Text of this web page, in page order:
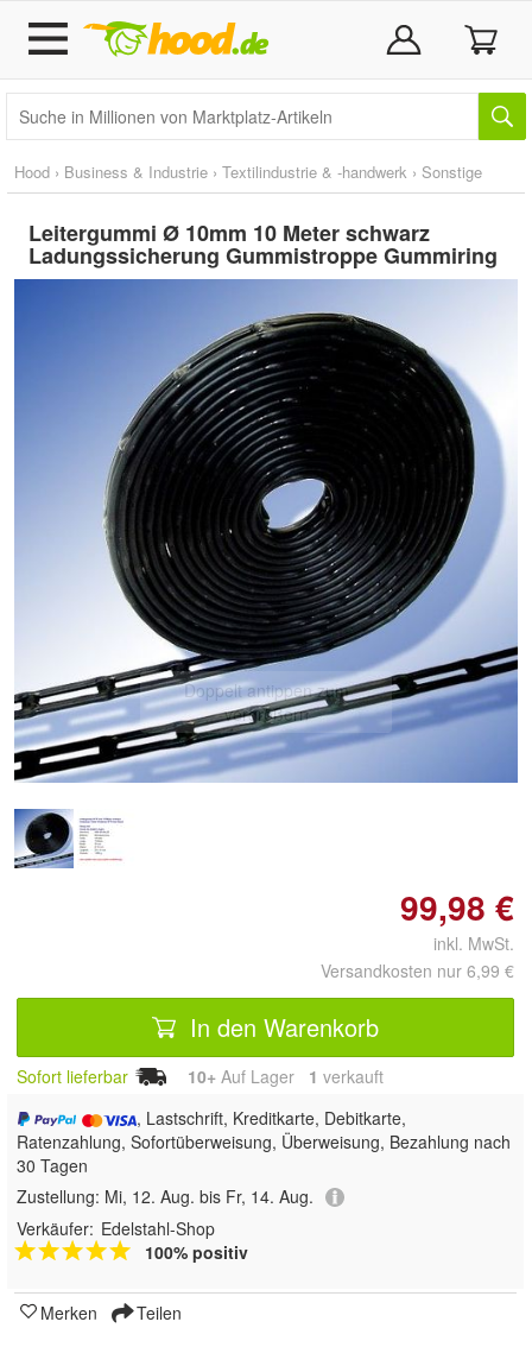
Hood › Business & Industrie › Textilindustrie & -handwerk › Sonstige
Leitergummi Ø 10mm 10 Meter schwarz
Ladungssicherung Gummistroppe Gummiring
Doppelt antippen zum
vergrößern
99,98 €
inkl. MwSt.
Versandkosten nur 6,99 €
In den Warenkorb
Sofort lieferbar 10+ Auf Lager 1 verkauft
, Lastschrift, Kreditkarte, Debitkarte,
Ratenzahlung, Sofortüberweisung, Überweisung, Bezahlung nach
30 Tagen
Zustellung: Mi, 12. Aug. bis Fr, 14. Aug.
Verkäufer: Edelstahl-Shop
100% positiv
Merken Teilen